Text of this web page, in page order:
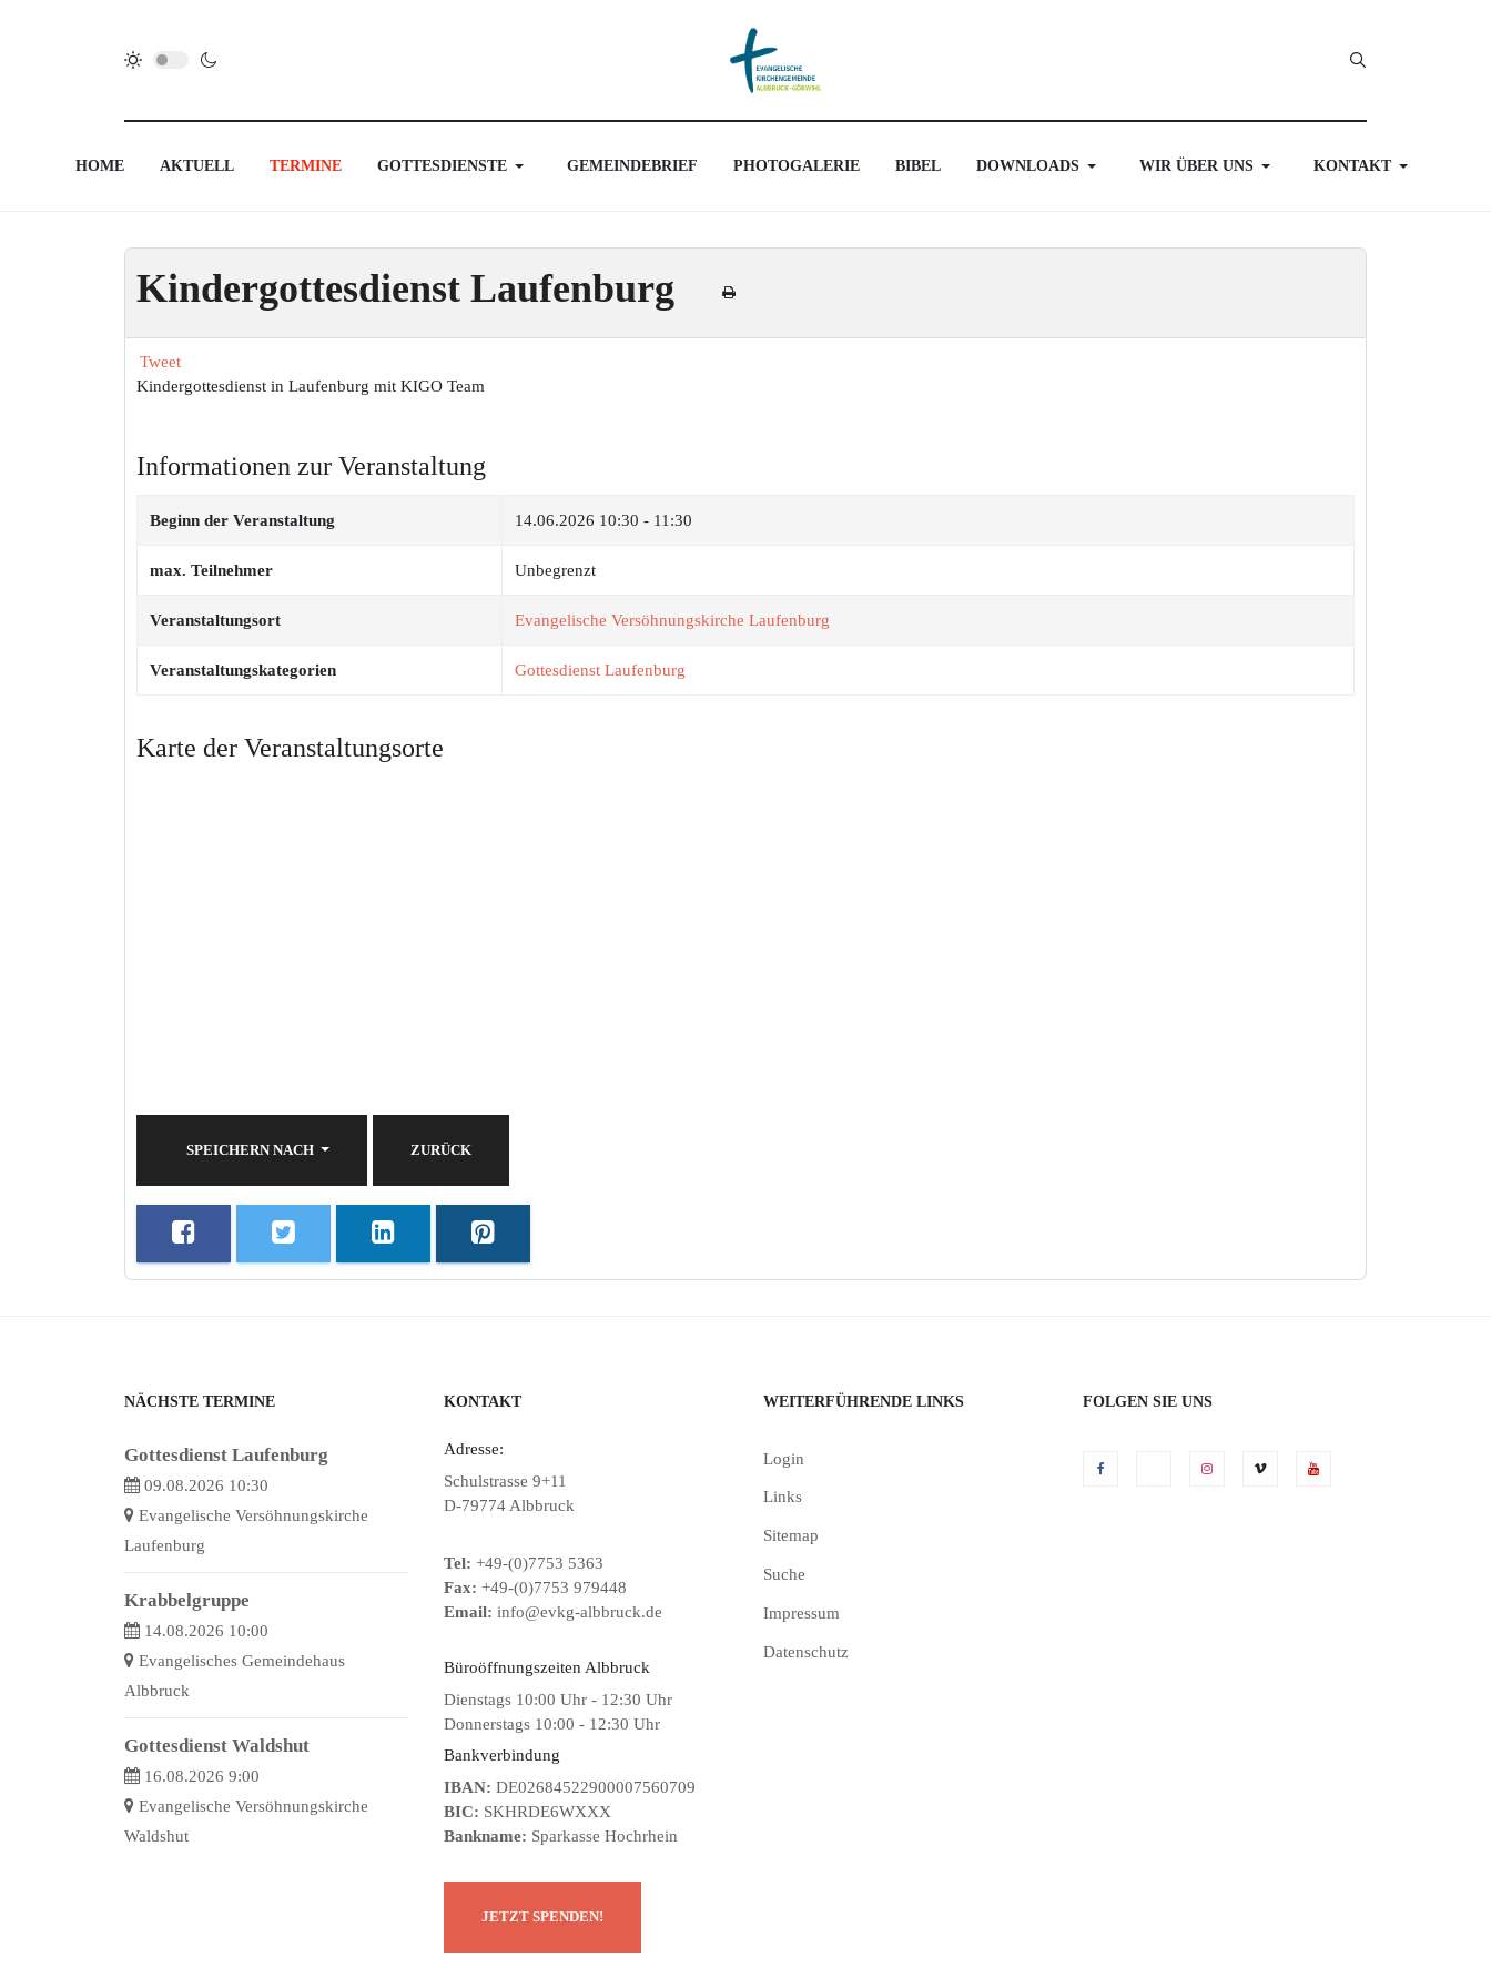
HOME AKTUELL TERMINE GOTTESDIENSTE GEMEINDEBRIEF PHOTOGALERIE BIBEL DOWNLOADS WIR ÜBER UNS KONTAKT
Kindergottesdienst Laufenburg
Tweet
Kindergottesdienst in Laufenburg mit KIGO Team
Informationen zur Veranstaltung
Beginn der Veranstaltung 14.06.2026 10:30 - 11:30
max. Teilnehmer Unbegrenzt
Veranstaltungsort Evangelische Versöhnungskirche Laufenburg
Veranstaltungskategorien Gottesdienst Laufenburg
Karte der Veranstaltungsorte
SPEICHERN NACH ZURÜCK
NÄCHSTE TERMINE
Gottesdienst Laufenburg
09.08.2026 10:30
Evangelische Versöhnungskirche
Laufenburg
Krabbelgruppe
14.08.2026 10:00
Evangelisches Gemeindehaus
Albbruck
Gottesdienst Waldshut
16.08.2026 9:00
Evangelische Versöhnungskirche
Waldshut
KONTAKT
Adresse:
Schulstrasse 9+11
D-79774 Albbruck
Tel: +49-(0)7753 5363
Fax: +49-(0)7753 979448
Email: info@evkg-albbruck.de
Büroöffnungszeiten Albbruck
Dienstags 10:00 Uhr - 12:30 Uhr
Donnerstags 10:00 - 12:30 Uhr
Bankverbindung
IBAN: DE02684522900007560709
BIC: SKHRDE6WXXX
Bankname: Sparkasse Hochrhein
WEITERFÜHRENDE LINKS
Login
Links
Sitemap
Suche
Impressum
Datenschutz
FOLGEN SIE UNS